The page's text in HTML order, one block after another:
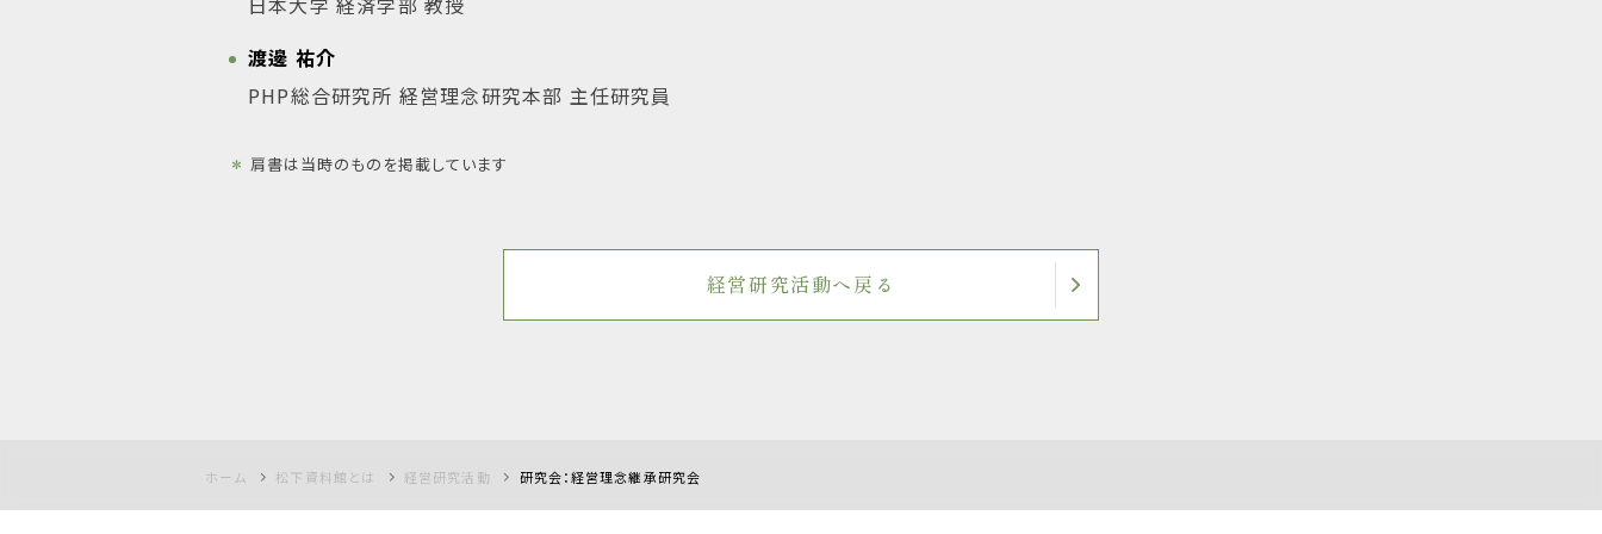
渡邊 祐介
PHP総合研究所 経営理念研究本部 主任研究員
＊ 肩書は当時のものを掲載しています
経営研究活動へ戻る
ホーム 松下資料館とは 経営研究活動 研究会：経営理念継承研究会